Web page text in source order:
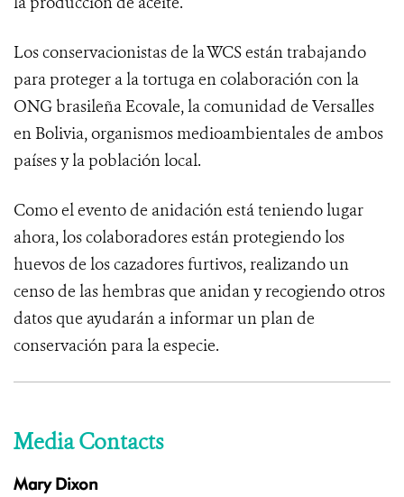
Los conservacionistas de la WCS están trabajando
para proteger a la tortuga en colaboración con la
ONG brasileña Ecovale, la comunidad de Versalles
en Bolivia, organismos medioambientales de ambos
países y la población local.
Como el evento de anidación está teniendo lugar
ahora, los colaboradores están protegiendo los
huevos de los cazadores furtivos, realizando un
censo de las hembras que anidan y recogiendo otros
datos que ayudarán a informar un plan de
conservación para la especie.
Media Contacts
Mary Dixon